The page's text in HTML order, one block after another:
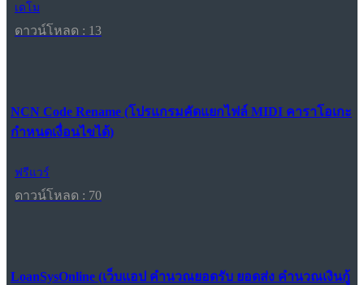
เดโม
ดาวน์โหลด : 13
NCN Code Rename (โปรแกรมคัดแยกไฟล์ MIDI คาราโอเกะ
กำหนดเงื่อนไขได้)
ฟรีแวร์
ดาวน์โหลด : 70
LoanSysOnline (เว็บแอป คำนวณยอดรับ ยอดส่ง คำนวณเงินกู้